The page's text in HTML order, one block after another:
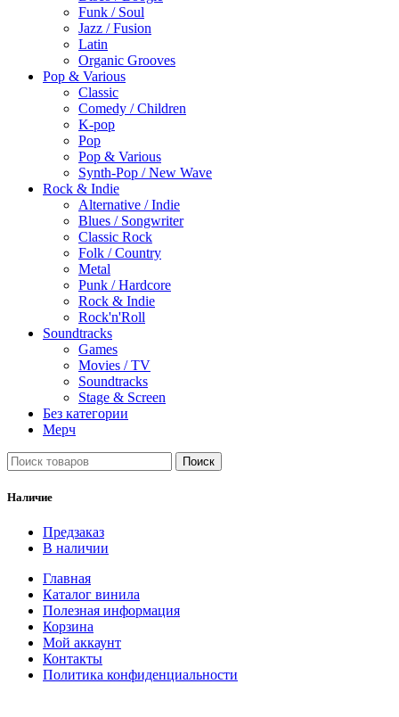
Funk / Soul
Jazz / Fusion
Latin
Organic Grooves
Pop & Various
Classic
Comedy / Children
K-pop
Pop
Pop & Various
Synth-Pop / New Wave
Rock & Indie
Alternative / Indie
Blues / Songwriter
Classic Rock
Folk / Country
Metal
Punk / Hardcore
Rock & Indie
Rock'n'Roll
Soundtracks
Games
Movies / TV
Soundtracks
Stage & Screen
Без категории
Мерч
Поиск
Наличие
Предзаказ
В наличии
Главная
Каталог винила
Полезная информация
Корзина
Мой аккаунт
Контакты
Политика конфиденциальности